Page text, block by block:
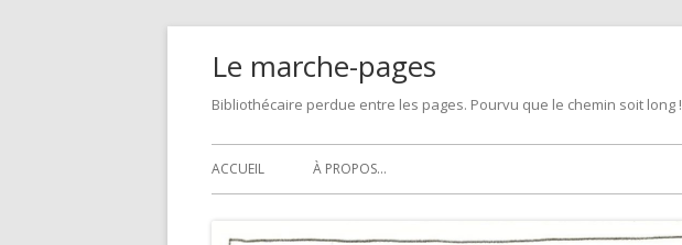
Le marche-pages
Bibliothécaire perdue entre les pages. Pourvu que le chemin soit long !
Primary
ACCUEIL À PROPOS…